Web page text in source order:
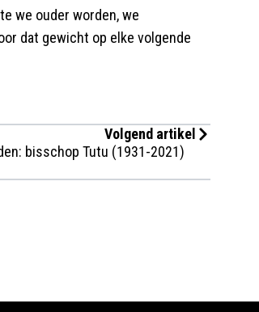
we ouder worden, we
dat gewicht op elke volgende
Volgend artikel
bisschop Tutu (1931-2021)